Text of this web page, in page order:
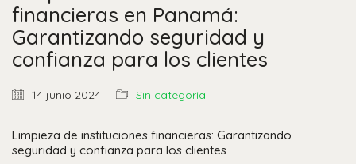
financieras en Panamá:
Garantizando seguridad y
confianza para los clientes
14 junio 2024 Sin categoría
Limpieza de instituciones financieras: Garantizando
seguridad y confianza para los clientes